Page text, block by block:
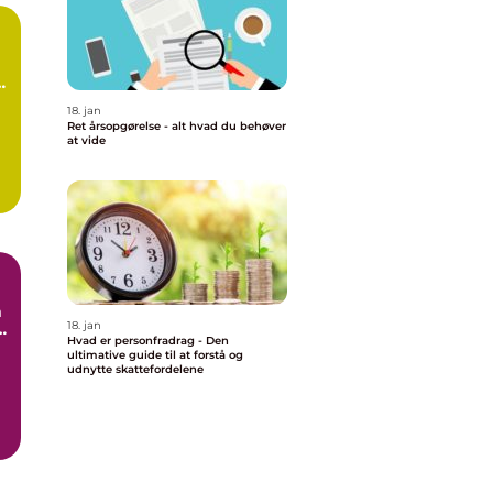
18. jan
Ret årsopgørelse - alt hvad du behøver
at vide
18. jan
Hvad er personfradrag - Den
ultimative guide til at forstå og
udnytte skattefordelene